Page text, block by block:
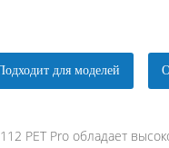
для моделей
PET Pro обладает